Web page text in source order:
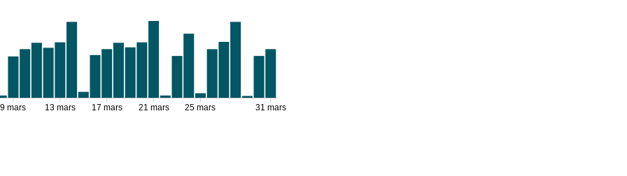
9 mars 13 mars 17 mars 21 mars 25 mars 31 mars